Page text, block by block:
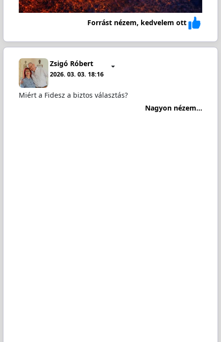
Forrást nézem, kedvelem ott
Zsigó Róbert
2026. 03. 03. 18:16
Miért a Fidesz a biztos választás?
Nagyon nézem...